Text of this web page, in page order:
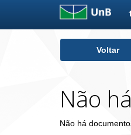
Voltar
Não
Não há